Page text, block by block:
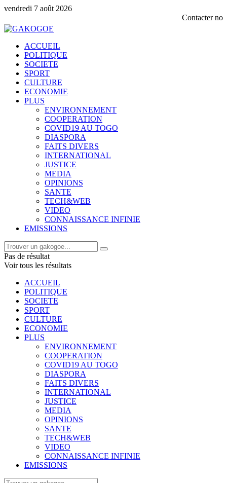
vendredi 7 août 2026
Contacter notre service
ACCUEIL
POLITIQUE
SOCIETE
SPORT
CULTURE
ECONOMIE
PLUS
ENVIRONNEMENT
COOPERATION
COVID19 AU TOGO
DIASPORA
FAITS DIVERS
INTERNATIONAL
JUSTICE
MEDIA
OPINIONS
SANTE
TECH&WEB
VIDEO
CONNAISSANCE INFINIE
EMISSIONS
Pas de résultat
Voir tous les résultats
ACCUEIL
POLITIQUE
SOCIETE
SPORT
CULTURE
ECONOMIE
PLUS
ENVIRONNEMENT
COOPERATION
COVID19 AU TOGO
DIASPORA
FAITS DIVERS
INTERNATIONAL
JUSTICE
MEDIA
OPINIONS
SANTE
TECH&WEB
VIDEO
CONNAISSANCE INFINIE
EMISSIONS